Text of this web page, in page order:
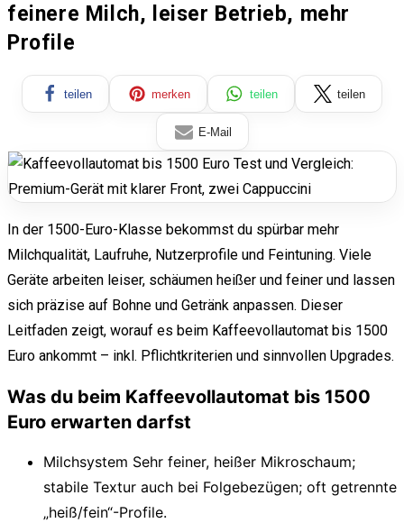
feinere Milch, leiser Betrieb, mehr
Profile
teilen merken teilen teilen
E-Mail
In der 1500-Euro-Klasse bekommst du spürbar mehr
Milchqualität, Laufruhe, Nutzerprofile und Feintuning. Viele
Geräte arbeiten leiser, schäumen heißer und feiner und lassen
sich präzise auf Bohne und Getränk anpassen. Dieser
Leitfaden zeigt, worauf es beim Kaffeevollautomat bis 1500
Euro ankommt – inkl. Pflichtkriterien und sinnvollen Upgrades.
Was du beim Kaffeevollautomat bis 1500
Euro erwarten darfst
Milchsystem Sehr feiner, heißer Mikroschaum;
stabile Textur auch bei Folgebezügen; oft getrennte
„heiß/fein“-Profile.